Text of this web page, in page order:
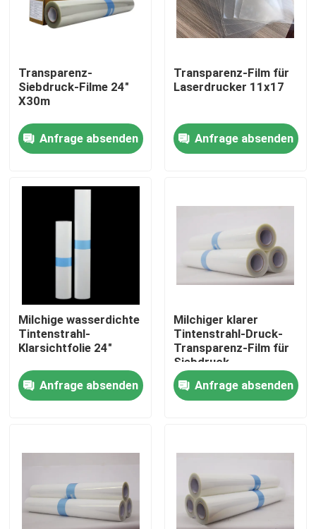
Fabrik Tour
Qualitätskontrolle
Kontakt
Nachrichten
Tintenstrahl X Ray Film
Transparenz-
Siebdruck-Filme 24"
X30m
Anfrage absenden
Transparenz-Film für
Laserdrucker 11x17
Anfrage absenden
Milchige wasserdichte
Tintenstrahl-
Klarsichtfolie 24"
Anfrage absenden
Milchiger klarer
Tintenstrahl-Druck-
Transparenz-Film für
Siebdruck
wasserdichte
HAUSTIER Basis
Anfrage absenden